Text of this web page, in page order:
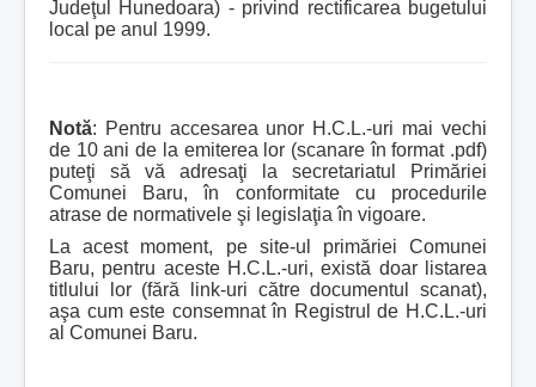
Judeţul Hunedoara) - privind rectificarea bugetului
local pe anul 1999.
Notă: Pentru accesarea unor H.C.L.-uri mai vechi
de 10 ani de la emiterea lor (scanare în format .pdf)
puteţi să vă adresaţi la secretariatul Primăriei
Comunei Baru, în conformitate cu procedurile
atrase de normativele şi legislaţia în vigoare.
La acest moment, pe site-ul primăriei Comunei
Baru, pentru aceste H.C.L.-uri, există doar listarea
titlului lor (fără link-uri către documentul scanat),
aşa cum este consemnat în Registrul de H.C.L.-uri
al Comunei Baru.